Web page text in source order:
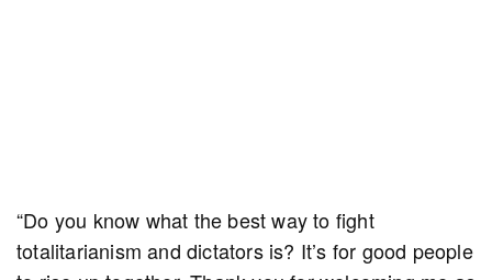
“Do you know what the best way to fight
totalitarianism and dictators is? It’s for good people